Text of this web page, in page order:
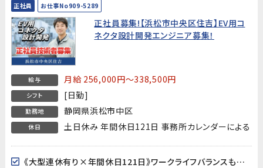
正社員 お仕事No909-5289
正社員募集!【浜松市中央区住吉】EV用コ
ネクタ設計開発エンジニア募集！
給与 月給 256,000円～338,500円
シフト [日勤]
勤務地 静岡県浜松市中区
休日 土日休み 年間休日121日 事務所カレンダーによる
《大型連休有り×年間休日121日》ワークライフバランスもバッチリ!